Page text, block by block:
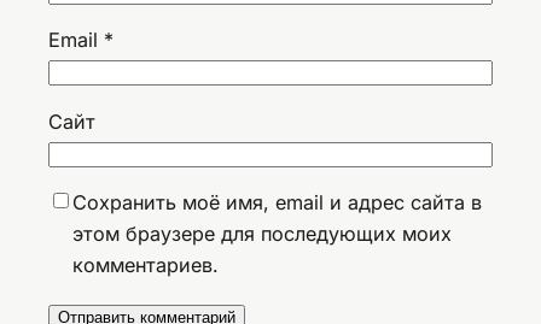
Email *
Сайт
Сохранить моё имя, email и адрес сайта в
этом браузере для последующих моих
комментариев.